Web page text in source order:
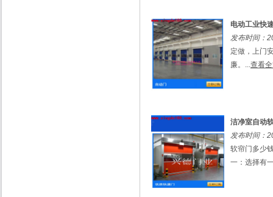
电动工业快
发布时间：
定做，上门
廉。...查看
洁净室自动
发布时间：
软帘门多少
一：选择有